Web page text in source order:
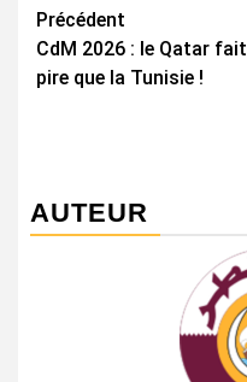
Navigation
d’article
Précédent
CdM 2026 : le Qatar fait
pire que la Tunisie !
AUTEUR